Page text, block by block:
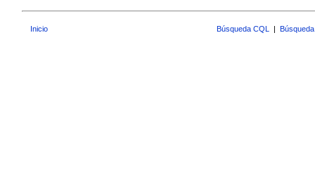
Inicio Búsqueda CQL